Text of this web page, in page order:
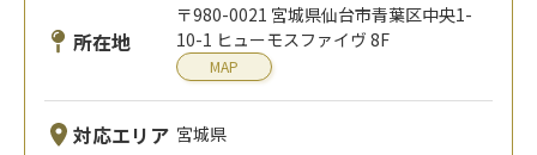
所在地
〒980-0021 宮城県仙台市青葉区中央1-
10-1 ヒューモスファイヴ 8F
MAP
対応エリア 宮城県